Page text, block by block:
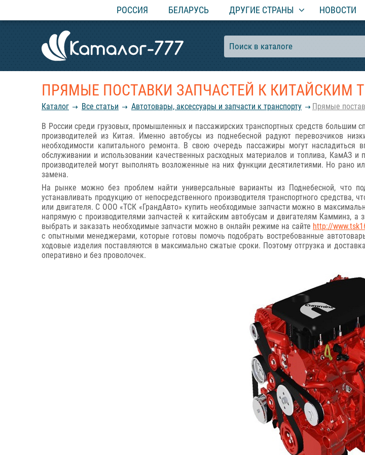
РОССИЯ БЕЛАРУСЬ ДРУГИЕ СТРАНЫ НОВОСТИ
ПРЯМЫЕ ПОСТАВКИ ЗАПЧАСТЕЙ К КИТАЙСКИМ
Каталог Все статьи Автотовары, аксессуары и запчасти к транспорту Прямые
В России среди грузовых, промышленных и пассажирских транспортных средств большим
производителей из Китая. Именно автобусы из поднебесной радуют перевозчиков
необходимости капитального ремонта. В свою очередь пассажиры могут
обслуживании и использовании качественных расходных материалов и топлива, КамАЗ
производителей могут выполнять возложенные на них функции десятилетиями. Но рано
замена.
На рынке можно без проблем найти универсальные варианты из Поднебесной, что
устанавливать продукцию от непосредственного производителя транспортного
или двигателя. С ООО «ТСК «ГрандАвто» купить необходимые запчасти можно в
напрямую с производителями запчастей к китайским автобусам и двигателям Камминз,
выбрать и заказать необходимые запчасти можно в онлайн режиме на сайте http://
с опытными менеджерами, которые готовы помочь подобрать востребованные
ходовые изделия поставляются в максимально сжатые сроки. Поэтому отгрузка и
оперативно и без проволочек.